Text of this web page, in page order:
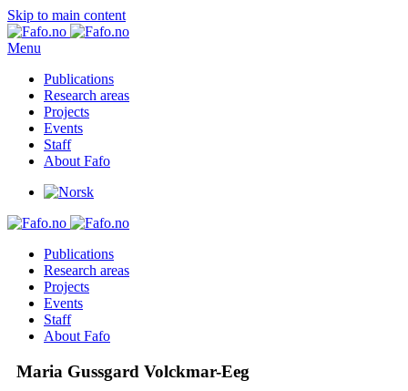
Skip to main content
Menu
Publications
Research areas
Projects
Events
Staff
About Fafo
Publications
Research areas
Projects
Events
Staff
About Fafo
Maria Gussgard Volckmar-Eeg